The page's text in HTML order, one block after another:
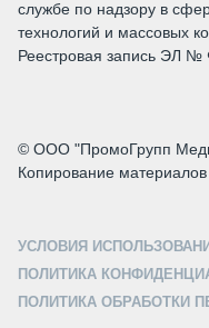
службе по надзору в
технологий и массовых
Реестровая запись ЭЛ
© ООО "ПромоГрупп
Копирование
УСЛОВИЯ
ПОЛИТИКА
ПОЛИТИКА ОБРАБОТКИ